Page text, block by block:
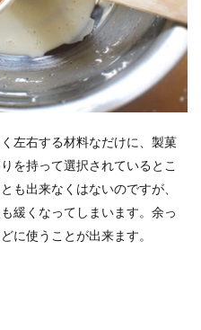
左右する材料なだけに、製菓
を持って選択されているとこ
も出来なくはないのですが、
緩くなってしまいます。余っ
に使うことが出来ます。